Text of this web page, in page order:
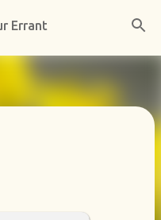
principal
Errant